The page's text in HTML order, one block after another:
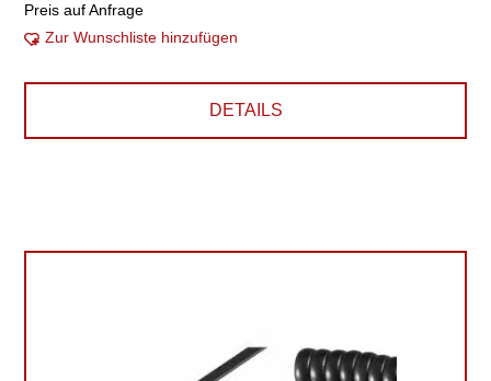
Preis auf Anfrage
Zur Wunschliste hinzufügen
DETAILS